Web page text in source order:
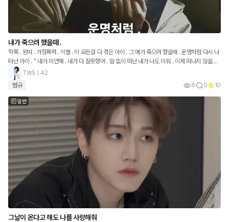
내가 죽으려 했을때 .
학폭 . 왕따 . 가정폭력 . 이별 . 이 모든걸 다 겪은 아이 . 그 애가 죽으려 했을때 . 운명처럼 다시 나
타난 아이 . " 내가 미안해 . 내가 다 잘못했어 . 말 없이 떠난 내가 나도 미워 . 이제 떠나지 않을게 .
" " 너의 곁에 평생 머무를게 . "
TWSㅣ42
범규
6 0 10
일반
그날이 온다고 해도 나를 사랑해줘